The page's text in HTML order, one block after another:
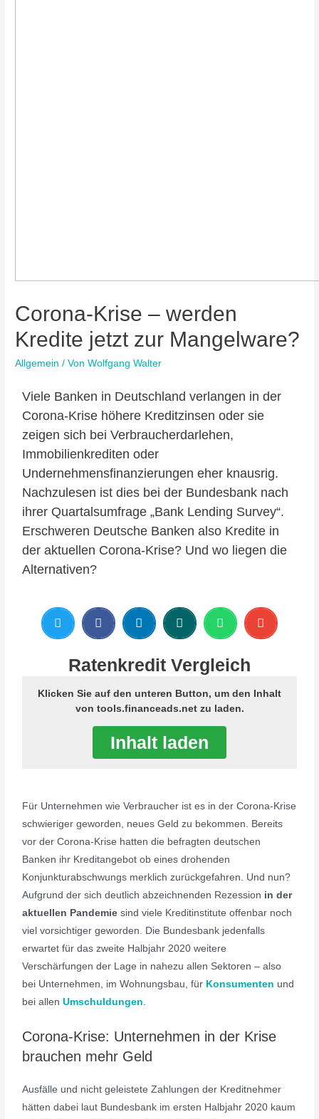
Corona-Krise – werden
Kredite jetzt zur Mangelware?
Allgemein / VonWolfgang Walter
Viele Banken in Deutschland verlangen in der
Corona-Krise höhere Kreditzinsen oder sie
zeigen sich bei Verbraucherdarlehen,
Immobilienkrediten oder
Undernehmensfinanzierungen eher knausrig.
Nachzulesen ist dies bei der Bundesbank nach
ihrer Quartalsumfrage „Bank Lending Survey“.
Erschweren Deutsche Banken also Kredite in
der aktuellen Corona-Krise? Und wo liegen die
Alternativen?
Ratenkredit Vergleich
Klicken Sie auf den unteren Button, um den Inhalt
von tools.financeads.net zu laden.
Inhalt laden
Für Unternehmen wie Verbraucher ist es in der Corona-Krise
schwieriger geworden, neues Geld zu bekommen. Bereits
vor der Corona-Krise hatten die befragten deutschen
Banken ihr Kreditangebot ob eines drohenden
Konjunkturabschwungs merklich zurückgefahren. Und nun?
Aufgrund der sich deutlich abzeichnenden Rezession in der
aktuellen Pandemie sind viele Kreditinstitute offenbar noch
viel vorsichtiger geworden. Die Bundesbank jedenfalls
erwartet für das zweite Halbjahr 2020 weitere
Verschärfungen der Lage in nahezu allen Sektoren – also
bei Unternehmen, im Wohnungsbau, für Konsumenten und
bei allenUmschuldungen.
Corona-Krise: Unternehmen in der Krise
brauchen mehr Geld
Ausfälle und nicht geleistete Zahlungen der Kreditnehmer
hätten dabei laut Bundesbank im ersten Halbjahr 2020 kaum